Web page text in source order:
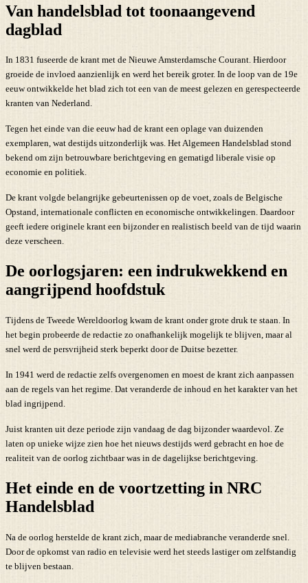
Van handelsblad tot toonaangevend
dagblad
In 1831 fuseerde de krant met de Nieuwe Amsterdamsche Courant. Hierdoor
groeide de invloed aanzienlijk en werd het bereik groter. In de loop van de 19e
eeuw ontwikkelde het blad zich tot een van de meest gelezen en gerespecteerde
kranten van Nederland.
Tegen het einde van die eeuw had de krant een oplage van duizenden
exemplaren, wat destijds uitzonderlijk was. Het Algemeen Handelsblad stond
bekend om zijn betrouwbare berichtgeving en gematigd liberale visie op
economie en politiek.
De krant volgde belangrijke gebeurtenissen op de voet, zoals de Belgische
Opstand, internationale conflicten en economische ontwikkelingen. Daardoor
geeft iedere originele krant een bijzonder en realistisch beeld van de tijd waarin
deze verscheen.
De oorlogsjaren: een indrukwekkend en
aangrijpend hoofdstuk
Tijdens de Tweede Wereldoorlog kwam de krant onder grote druk te staan. In
het begin probeerde de redactie zo onafhankelijk mogelijk te blijven, maar al
snel werd de persvrijheid sterk beperkt door de Duitse bezetter.
In 1941 werd de redactie zelfs overgenomen en moest de krant zich aanpassen
aan de regels van het regime. Dat veranderde de inhoud en het karakter van het
blad ingrijpend.
Juist kranten uit deze periode zijn vandaag de dag bijzonder waardevol. Ze
laten op unieke wijze zien hoe het nieuws destijds werd gebracht en hoe de
realiteit van de oorlog zichtbaar was in de dagelijkse berichtgeving.
Het einde en de voortzetting in NRC
Handelsblad
Na de oorlog herstelde de krant zich, maar de mediabranche veranderde snel.
Door de opkomst van radio en televisie werd het steeds lastiger om zelfstandig
te blijven bestaan.